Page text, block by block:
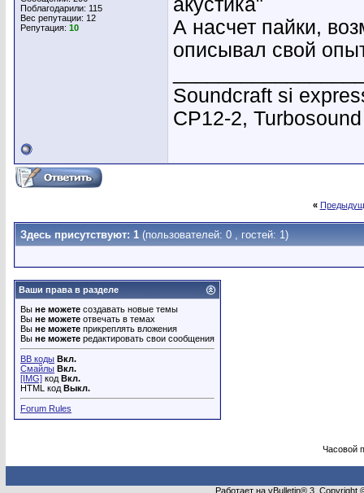
Поблагодарили: 115
Вес репутации: 12
Репутация: 10
акустика"
А насчет пайки,
описывал свой
Soundcraft si
CP12-2,
«
Здесь присутствуют: 1 (пользователей: 0 , гостей: 1)
Ваши права в разделе
Вы не можете создавать новые темы
Вы не можете отвечать в темах
Вы не можете прикреплять вложения
Вы не можете редактировать свои сообщения
BB коды Вкл.
Смайлы Вкл.
[IMG] код Вкл.
HTML код Выкл.
Forum Rules
Часовой
Работает на vBulletin® 3.